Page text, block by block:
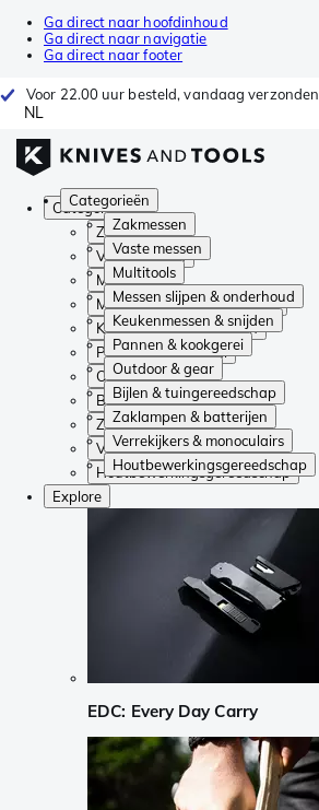
Ga direct naar hoofdinhoud
Ga direct naar navigatie
Ga direct naar footer
Voor 22.00 uur besteld, vandaag verzonden
NL
Categorieën
Zakmessen
Vaste messen
Multitools
Messen slijpen & onderhoud
Keukenmessen & snijden
Pannen & kookgerei
Outdoor & gear
Bijlen & tuingereedschap
Zaklampen & batterijen
Verrekijkers & monoculairs
Houtbewerkingsgereedschap
Categorieën
Zakmessen
Vaste messen
Multitools
Messen slijpen & onderhoud
Keukenmessen & snijden
Pannen & kookgerei
Outdoor & gear
Bijlen & tuingereedschap
Zaklampen & batterijen
Verrekijkers & monoculairs
Houtbewerkingsgereedschap
Explore
EDC: Every Day Carry